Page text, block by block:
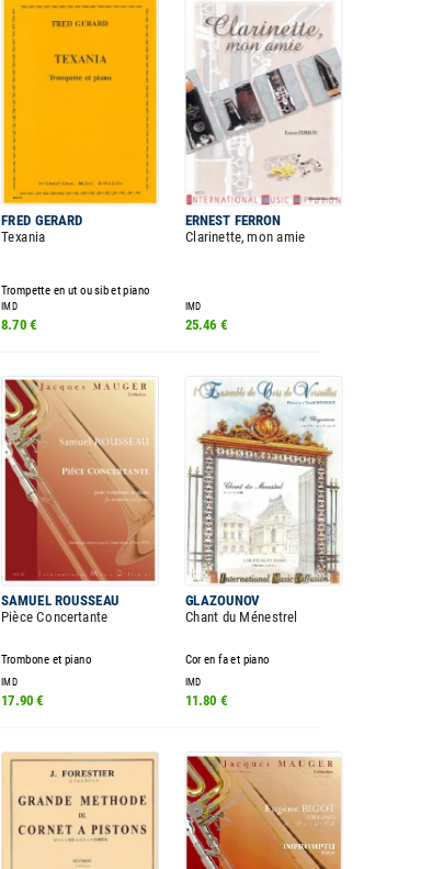
FRED GERARD
ERNEST FERRON
Texania Clarinette, mon amie
Trompette en ut ou sib et piano
IMD IMD
8.70 € 25.46 €
SAMUEL ROUSSEAU GLAZOUNOV
Pièce Concertante Chant du Ménestrel
Trombone et piano Cor en fa et piano
IMD IMD
17.90 € 11.80 €